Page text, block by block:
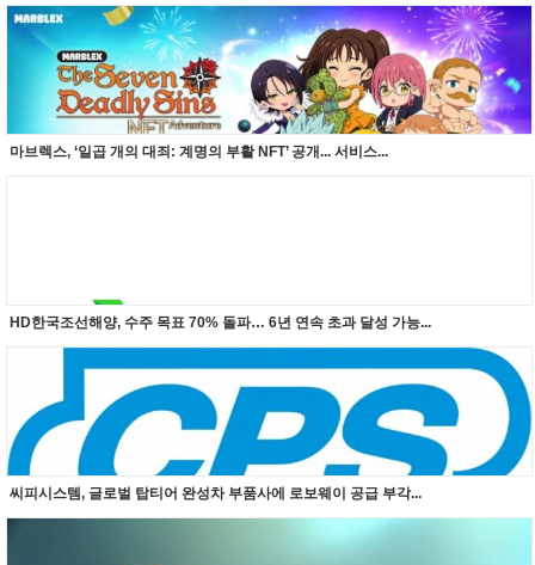
마브렉스, ‘일곱 개의 대죄: 계명의 부활 NFT’ 공개... 서비스...
HD한국조선해양, 수주 목표 70% 돌파… 6년 연속 초과 달성 가능...
씨피시스템, 글로벌 탑티어 완성차 부품사에 로보웨이 공급 부각...